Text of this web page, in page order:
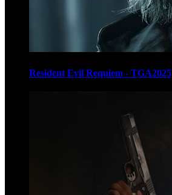
Resident Evil Requiem - TGA2025